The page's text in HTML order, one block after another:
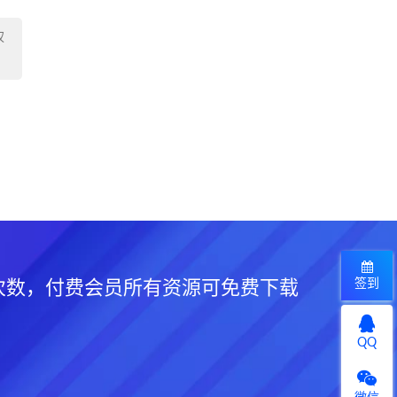
，付费会员所有资源可免费下载 签到
QQ